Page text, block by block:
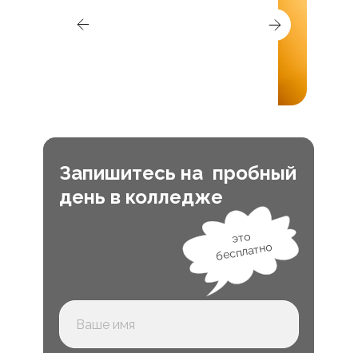
Запишитесь на пробный
день в колледже
это
бесплатно